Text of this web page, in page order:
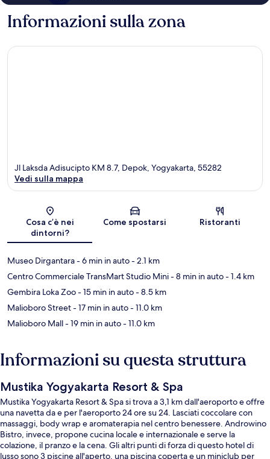
Informazioni sulla zona
Mappa
Jl Laksda Adisucipto KM 8.7, Depok, Yogyakarta, 55282
Vedi sulla mappa
Cosa c’è nei
dintorni?
Come spostarsi Ristoranti
Museo Dirgantara- 6 min in auto- 2.1 km
Centro Commerciale TransMart Studio Mini- 8 min in auto- 1.4 km
Gembira Loka Zoo- 15 min in auto- 8.5 km
Malioboro Street- 17 min in auto- 11.0 km
Malioboro Mall- 19 min in auto- 11.0 km
Informazioni su questa struttura
Mustika Yogyakarta Resort & Spa
Mustika Yogyakarta Resort & Spa si trova a 3,1 km dall'aeroporto e offre
una navetta da e per l'aeroporto 24 ore su 24. Lasciati coccolare con
massaggi, body wrap e aromaterapia nel centro benessere. Androwino
Bistro, invece, propone cucina locale e internazionale e serve la
colazione, il pranzo e la cena. Gli altri punti di forza di questo hotel di
lusso sono 3 piscine all'aperto, una piscina coperta e un miniclub per